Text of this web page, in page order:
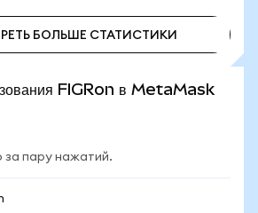
БОЛЬШЕ СТАТИСТИКИ
FIGRon в MetaMask
за пару нажатий.